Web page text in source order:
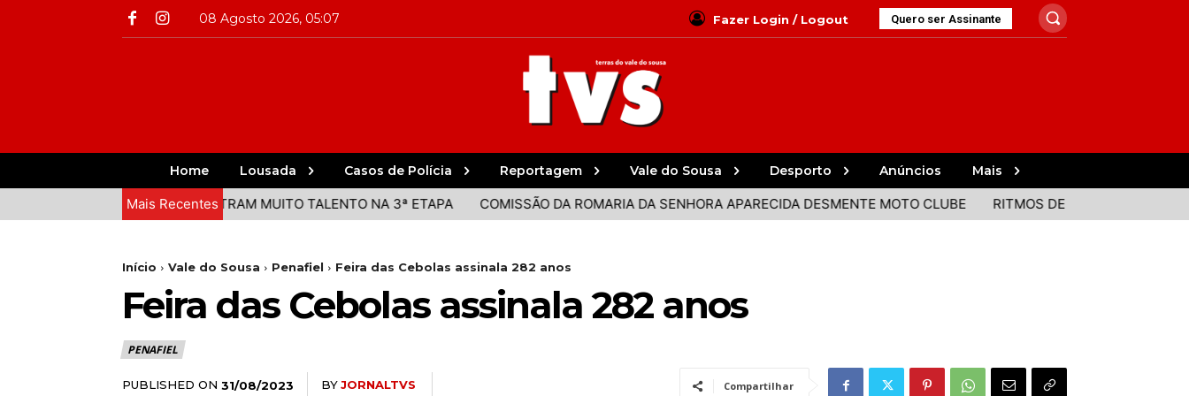
08 Agosto 2026, 05:07 Fazer Login / Logout Quero ser Assinante
Home Lousada Casos de Polícia Reportagem Vale do Sousa Desporto Anúncios Mais
Mais Recentes
DO SOUSA DEMONSTRAM MUITO TALENTO NA 3ª ETAPA COMISSÃO DA ROMARIA DA SENHORA APARECIDA DESMENTE MOTO CLUBE RITMOS DE PORTUGAL E BRASIL
Início Vale do Sousa Penafiel Feira das Cebolas assinala 282 anos
Feira das Cebolas assinala 282 anos
PENAFIEL
PUBLISHED ON 31/08/2023 BYJORNALTVS Compartilhar